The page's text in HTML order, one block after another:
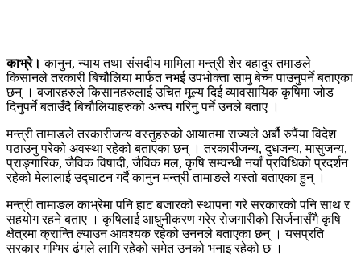
काभ्रे। कानुन, न्याय तथा संसदीय मामिला मन्त्री शेर बहादुर तमाङले
किसानले तरकारी बिचौलिया मार्फत नभई उपभोक्ता सामु बेच्न पाउनुपर्ने बताएका
छन् । बजारहरुले किसानहरुलाई उचित मूल्य दिई व्यावसायिक कृषिमा जोड
दिनुपर्ने बताउँदै बिचौलियाहरुको अन्त्य गरिनु पर्ने उनले बताए ।
मन्त्री तामाङले तरकारीजन्य वस्तुहरुको आयातमा राज्यले अर्बौ रुपैंया विदेश
पठाउनु परेको अवस्था रहेको बताएका छन् । तरकारीजन्य, दुधजन्य, मासुजन्य,
प्राङ्गारिक, जैविक विषादी, जैविक मल, कृषि सम्वन्धी नयाँ प्रविधिको प्रदर्शन
रहेको मेलालाई उद्घाटन गर्दै कानुन मन्त्री तामाङले यस्तो बताएका हुन् ।
मन्त्री तामाङल काभ्रेमा पनि हाट बजारको स्थापना गरे सरकारको पनि साथ र
सहयोग रहने बताए । कृषिलाई आधुनीकरण गरेर रोजगारीको सिर्जनासँगै कृषि
क्षेत्रमा क्रान्ति ल्याउन आवश्यक रहेको उननले बताएका छन् । यसप्रति
सरकार गम्भिर ढंगले लागि रहेको समेत उनको भनाइ रहेको छ ।